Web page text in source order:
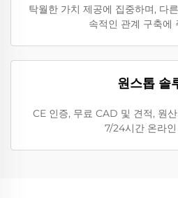
탁월한 가치 제공에 집중하며, 다
속적인 관계 구축에
원스톱 솔
CE 인증, 무료 CAD 및 견적, 원
7/24시간 온라